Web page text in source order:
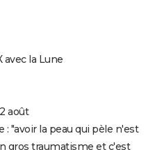
avec la Lune
août
: "avoir la peau qui pèle n'est
gros traumatisme et c'est